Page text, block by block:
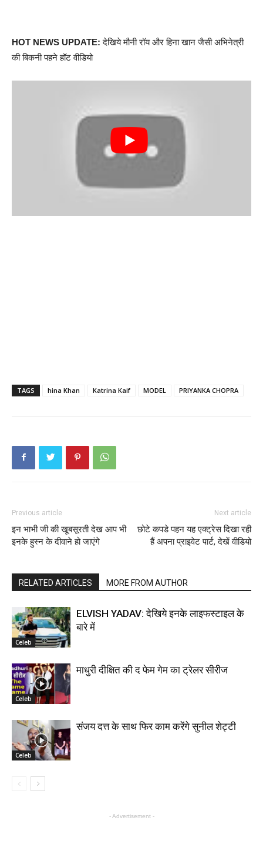
HOT NEWS UPDATE: देखिये मौनी रॉय और हिना खान जैसी अभिनेत्री
की बिकनी पहने हॉट वीडियो
TAGS hina Khan Katrina Kaif MODEL PRIYANKA CHOPRA
Previous article
इन भाभी जी की खूबसूरती देख आप भी
इनके हुस्न के दीवाने हो जाएंगे
Next article
छोटे कपडे पहन यह एक्ट्रेस दिखा रही
हैं अपना प्राइवेट पार्ट, देखें वीडियो
RELATED ARTICLES MORE FROM AUTHOR
Celeb
ELVISH YADAV: देखिये इनके लाइफस्टाइल के
बारे में
Celeb
माधुरी दीक्षित की द फेम गेम का ट्रेलर सीरीज
Celeb
संजय दत्त के साथ फिर काम करेंगे सुनील शेट्टी
- Advertisement -